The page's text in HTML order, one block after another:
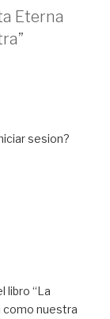
Eterna
sesion?
libro “La
como nuestra